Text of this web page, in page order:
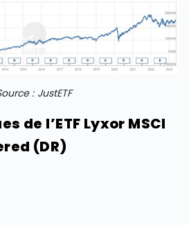
: JustETF
de l’ETF Lyxor MSCI
(DR)